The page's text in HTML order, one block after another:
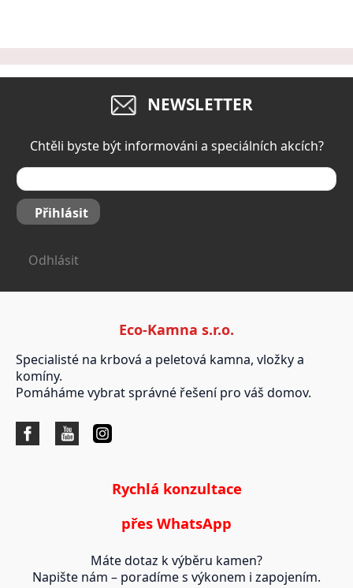
NEWSLETTER
Chtěli byste být informováni a speciálních akcích?
Přihlásit
Odhlásit
Eco-Kamna s.r.o.
Specialisté na krbová a peletová kamna, vložky a
komíny.
Pomáháme vybrat správné řešení pro váš domov.
Rychlá konzultace
přes WhatsApp
Máte dotaz k výběru kamen?
Napište nám – poradíme s výkonem i zapojením.